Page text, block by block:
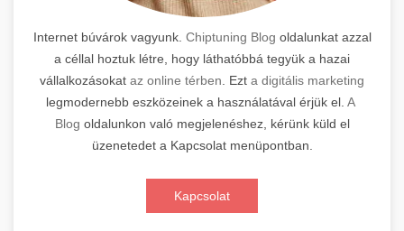
Internet búvárok vagyunk. Chiptuning Blog oldalunkat azzal
a céllal hoztuk létre, hogy láthatóbbá tegyük a hazai
vállalkozásokat az online térben . Ezt a digitális marketing
legmodernebb eszközeinek a használatával érjük el. A
Blog oldalunkon való megjelenéshez, kérünk küld el
üzenetedet a Kapcsolat menüpontban.
Kapcsolat